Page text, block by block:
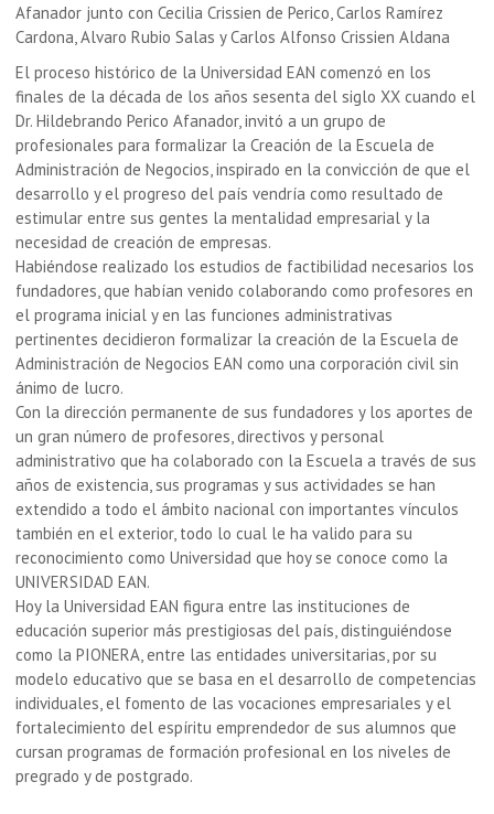
Afanador junto con Cecilia Crissien de Perico, Carlos Ramírez
Cardona, Alvaro Rubio Salas y Carlos Alfonso Crissien Aldana
El proceso histórico de la Universidad EAN comenzó en los
finales de la década de los años sesenta del siglo XX cuando el
Dr. Hildebrando Perico Afanador, invitó a un grupo de
profesionales para formalizar la Creación de la Escuela de
Administración de Negocios, inspirado en la convicción de que el
desarrollo y el progreso del país vendría como resultado de
estimular entre sus gentes la mentalidad empresarial y la
necesidad de creación de empresas.
Habiéndose realizado los estudios de factibilidad necesarios los
fundadores, que habían venido colaborando como profesores en
el programa inicial y en las funciones administrativas
pertinentes decidieron formalizar la creación de la Escuela de
Administración de Negocios EAN como una corporación civil sin
ánimo de lucro.
Con la dirección permanente de sus fundadores y los aportes de
un gran número de profesores, directivos y personal
administrativo que ha colaborado con la Escuela a través de sus
años de existencia, sus programas y sus actividades se han
extendido a todo el ámbito nacional con importantes vínculos
también en el exterior, todo lo cual le ha valido para su
reconocimiento como Universidad que hoy se conoce como la
UNIVERSIDAD EAN.
Hoy la Universidad EAN figura entre las instituciones de
educación superior más prestigiosas del país, distinguiéndose
como la PIONERA, entre las entidades universitarias, por su
modelo educativo que se basa en el desarrollo de competencias
individuales, el fomento de las vocaciones empresariales y el
fortalecimiento del espíritu emprendedor de sus alumnos que
cursan programas de formación profesional en los niveles de
pregrado y de postgrado.